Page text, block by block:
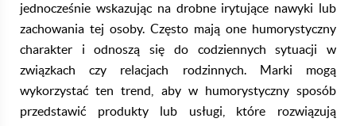
jednocześnie wskazując na drobne irytujące nawyki lub
zachowania tej osoby. Często mają one humorystyczny
charakter i odnoszą się do codziennych sytuacji w
związkach czy relacjach rodzinnych. ​ Marki mogą
wykorzystać ten trend, aby w humorystyczny sposób
przedstawić produkty lub usługi, które rozwiązują